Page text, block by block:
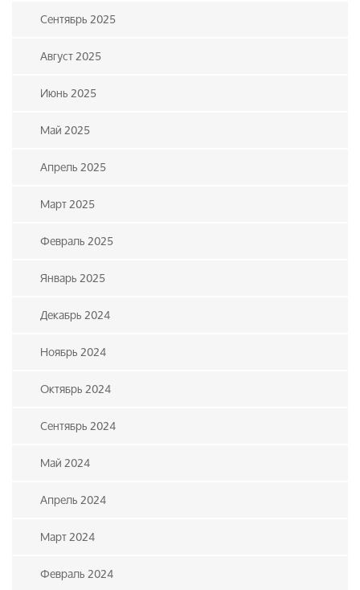
Сентябрь 2025
Август 2025
Июнь 2025
Май 2025
Апрель 2025
Март 2025
Февраль 2025
Январь 2025
Декабрь 2024
Ноябрь 2024
Октябрь 2024
Сентябрь 2024
Май 2024
Апрель 2024
Март 2024
Февраль 2024